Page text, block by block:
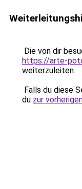
Die von dir
https://arte-
weiterzuleiten.
Falls du diese
du zur